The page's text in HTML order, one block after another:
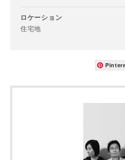
ロケーション
住宅地
専門家の都合により、資料の送